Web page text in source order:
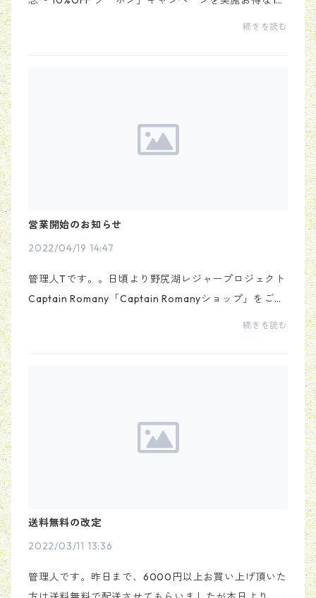
0%OFFクーポンをGET♪商品購入画面で、クーポンコ
続きを読む
営業開始のお知らせ
2022/04/19 14:47
管理人Tです。。日頃より野尻湖レジャープロジェクト
Captain Romany「Captain Romanyショップ」をご愛
顧いただき、誠にありがとうございます。弊社所在地
続きを読む
送料無料の改定
2022/03/11 13:36
管理人です。昨日まで、6000円以上お買い上げ頂いた